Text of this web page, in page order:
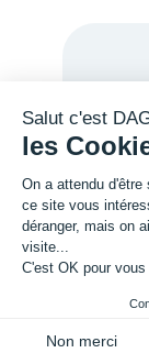
Salut c'est
les
On a attendu d'être
ce site vous
déranger, mais on
visite...
C'est OK pour vous
Non merci